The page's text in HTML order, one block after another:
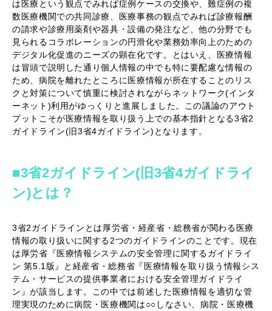
は医療という観点でみれば症例ケースの交換や、難症例の複
数医療機関での共同診療、医療事務の観点でみれば診療報酬
の請求や診療用薬剤や器具・設備の発注など、他の分野でも
見られるコラボレーションの円滑化や業務効率向上のための
デジタル化促進のニーズの顕在化です。とはいえ、医療情報
は冒頭で説明した通り個人情報の中でも特に要配慮な情報の
ため、病院を離れたところに医療情報が所在することのリス
クと対策について慎重に検討されながらネットワーク(インタ
ーネット)利用がゆっくりと進展しました。この議論のアウト
プットこそが医療情報を取り扱う上での基本指針となる3省2
ガイドライン(旧3省4ガイドライン)となります。
■3省2ガイドライン(旧3省4ガイドライ
ン)とは？
3省2ガイドラインとは厚労省・経産省・総務省が関わる医療
情報の取り扱いに関する2つのガイドラインのことです。現在
は厚労省『医療情報システムの安全管理に関するガイドライ
ン 第5.1版』と経産省・総務省『医療情報を取り扱う情報シス
テム・サービスの提供事業者における安全管理ガイドライ
ン』が該当します。この中では前述した医療情報を適切な管
理実現のために病院・医療機関は○○しなさい、病院・医療機